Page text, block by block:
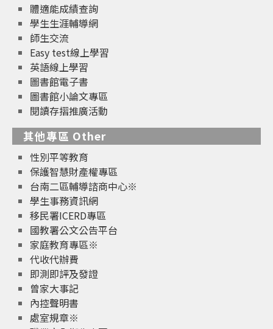
體適能成績查詢
學生生涯輔導網
師生交流
Easy test線上學習
英語線上學習
圖書館電子書
圖書館小論文專區
閱讀存摺推廣活動
其他專區 Other
性別平等教育
保護智慧財產權專區
台南二區輔導諮商中心※
學生事務資訊網
移民署ICERD專區
國教署公文公告平台
家庭教育專區※
代收代辦費
即測即評及發證
曾家大事記
內控聲明書
處室規章※